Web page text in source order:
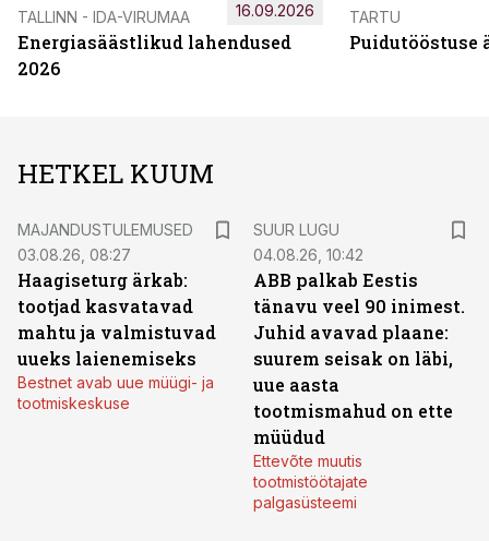
TALLINN - IDA-VIRUMAA
Energiasäästlikud lahendused
2026
16.09.2026 TARTU
Puidutööstuse
HETKEL KUUM
MAJANDUSTULEMUSED
03.08.26, 08:27
Haagiseturg ärkab:
tootjad kasvatavad
mahtu ja valmistuvad
uueks laienemiseks
Bestnet avab uue müügi- ja
tootmiskeskuse
SUUR LUGU
04.08.26, 10:42
ABB palkab Eestis
tänavu veel 90 inimest.
Juhid avavad plaane:
suurem seisak on läbi,
uue aasta
tootmismahud on ette
müüdud
Ettevõte muutis
tootmistöötajate
palgasüsteemi